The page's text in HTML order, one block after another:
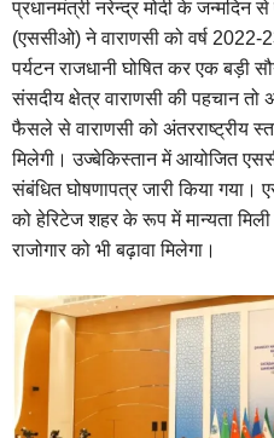
प्रधानमंत्री नरेन्द्र मोदी के जन्मदिन
(एससीओ) ने वाराणसी को वर्ष
पर्यटन राजधानी घोषित कर एक बड़ी
संसदीय क्षेत्र वाराणसी की पहचान
फैसले से वाराणसी को अंतरराष्ट्रीय
मिलेगी। उज्‍बेकिस्‍तान में आयोजित
संबंधित घोषणापत्र जारी किया
को हेरिटेज शहर के रूप में मान्‍यता
राजोगार को भी बढ़ावा मिलेगा।